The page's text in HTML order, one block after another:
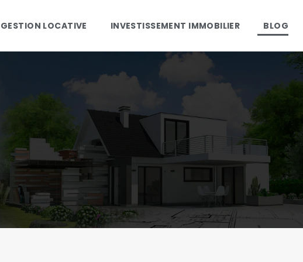
GESTION LOCATIVE INVESTISSEMENT IMMOBILIER BLOG